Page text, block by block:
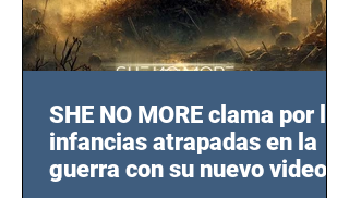
SHE NO MORE clama por las
infancias atrapadas en la
guerra con su nuevo video